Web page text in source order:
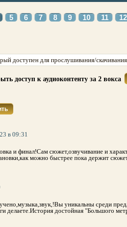
5 6 7 8 9 10 11 12
доступен для прослушивания/
доступ к аудиоконтенту за 2 вокса
в 09:31
и финал!Сам сюжет,озвучивание и
можно быстрее пока держит
уникальны среди
делаете.История достойная "Большого